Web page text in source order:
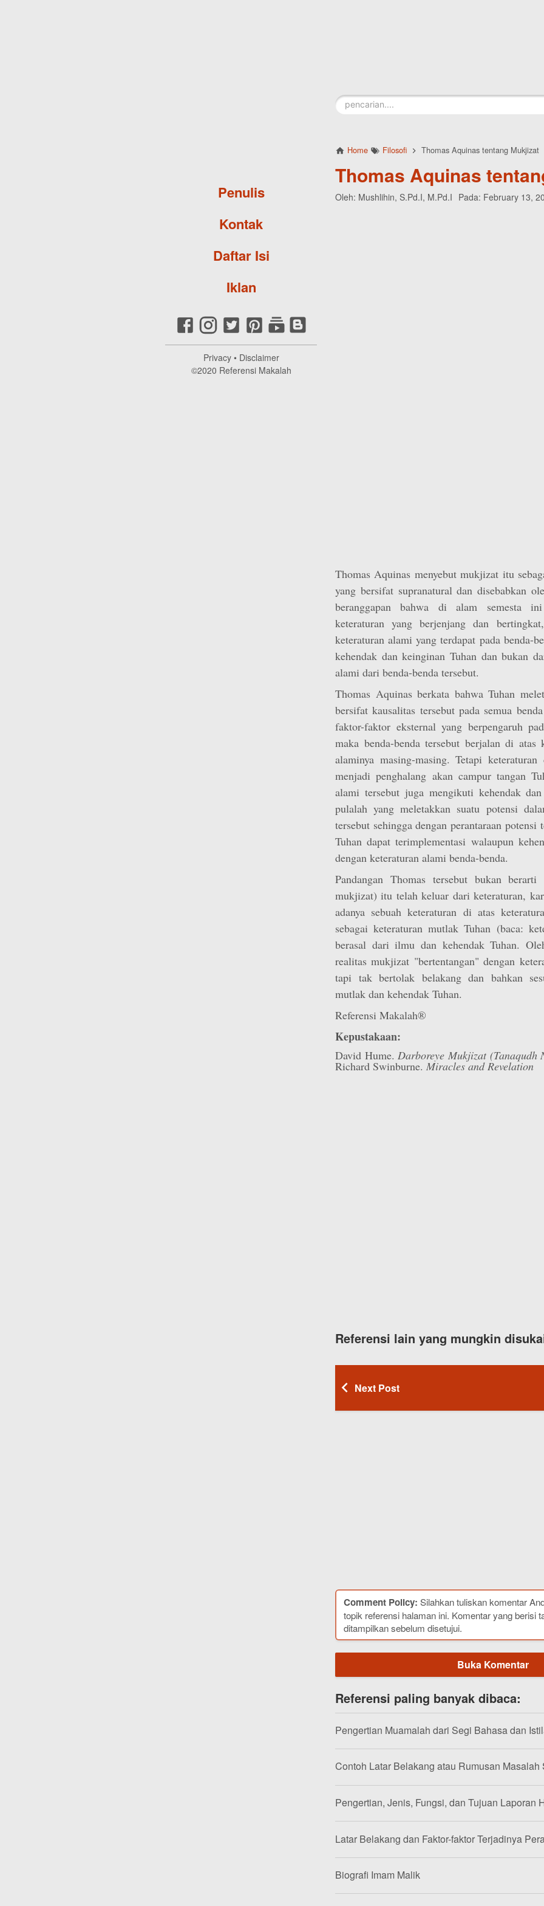
Penulis
Kontak
Daftar Isi
Iklan
Privacy• Disclaimer
©2020 Referensi Makalah
Home Filosofi Thomas Aquinas tentang Mukjizat
Thomas Aquinas
Oleh: Mushlihin, S.Pd.I, M.Pd.I Pada: February 13,
Thomas Aquinas menyebut mukjizat itu
yang bersifat supranatural dan disebabkan
beranggapan bahwa di alam semesta
keteraturan yang berjenjang dan
keteraturan alami yang terdapat pada benda-
kehendak dan keinginan Tuhan dan bukan
alami dari benda-benda tersebut.
Thomas Aquinas berkata bahwa Tuhan
bersifat kausalitas tersebut pada semua
faktor-faktor eksternal yang berpengaruh
maka benda-benda tersebut berjalan di atas
alaminya masing-masing. Tetapi
menjadi penghalang akan campur tangan
alami tersebut juga mengikuti kehendak
pulalah yang meletakkan suatu potensi
tersebut sehingga dengan perantaraan potensi
Tuhan dapat terimplementasi walaupun
dengan keteraturan alami benda-benda.
Pandangan Thomas tersebut bukan
mukjizat) itu telah keluar dari keteraturan,
adanya sebuah keteraturan di atas
sebagai keteraturan mutlak Tuhan (baca:
berasal dari ilmu dan kehendak Tuhan.
realitas mukjizat "bertentangan" dengan
tapi tak bertolak belakang dan bahkan
mutlak dan kehendak Tuhan.
Referensi Makalah®
Kepustakaan:
David Hume. Darboreye Mukjizat (Tanaqudh
Richard Swinburne. Miracles and Revelation
Referensi lain yang mungkin
Next Post
Comment Policy: Silahkan tuliskan komentar
topik referensi halaman ini. Komentar yang berisi
ditampilkan sebelum disetujui.
Buka Komentar
Referensi paling banyak dibaca:
Pengertian Muamalah dari Segi Bahasa dan
Contoh Latar Belakang atau Rumusan Masalah
Pengertian, Jenis, Fungsi, dan Tujuan Laporan
Latar Belakang dan Faktor-faktor Terjadinya
Biografi Imam Malik